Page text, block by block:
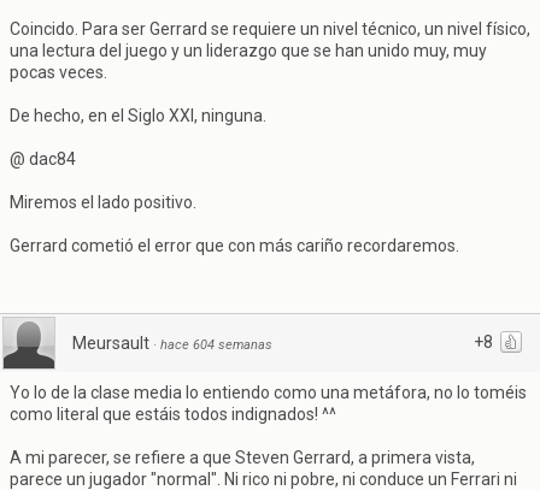
Coincido. Para ser Gerrard se requiere un nivel técnico, un nivel físico,
una lectura del juego y un liderazgo que se han unido muy, muy
pocas veces.
De hecho, en el Siglo XXI, ninguna.
@ dac84
Miremos el lado positivo.
Gerrard cometió el error que con más cariño recordaremos.
+8
Meursault · hace 604 semanas
Yo lo de la clase media lo entiendo como una metáfora, no lo toméis
como literal que estáis todos indignados! ^^
A mi parecer, se refiere a que Steven Gerrard, a primera vista,
parece un jugador "normal". Ni rico ni pobre, ni conduce un Ferrari ni